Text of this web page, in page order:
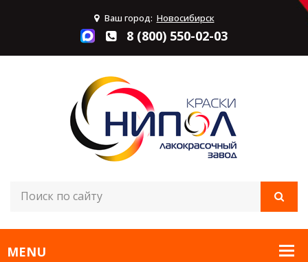
Ваш город: Новосибирск
8 (800) 550-02-03